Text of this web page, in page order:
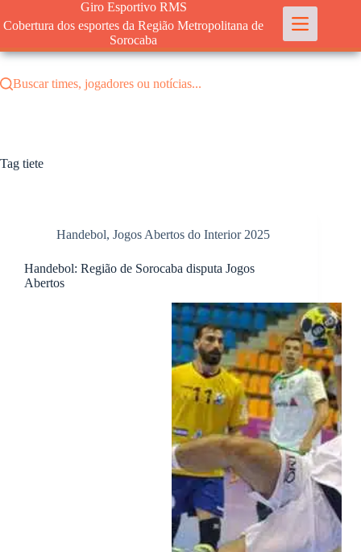
para
conteúdo
Giro Esportivo RMS
Cobertura dos esportes da Região Metropolitana de
Sorocaba
Buscar times, jogadores ou notícias...
Tag tiete
Handebol, Jogos Abertos do Interior 2025
Handebol: Região de Sorocaba disputa Jogos
Abertos